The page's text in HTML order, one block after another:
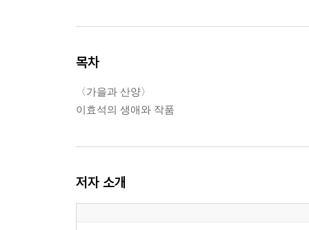
목차
〈가을과 산양〉
이효석의 생애와 작품
저자 소개